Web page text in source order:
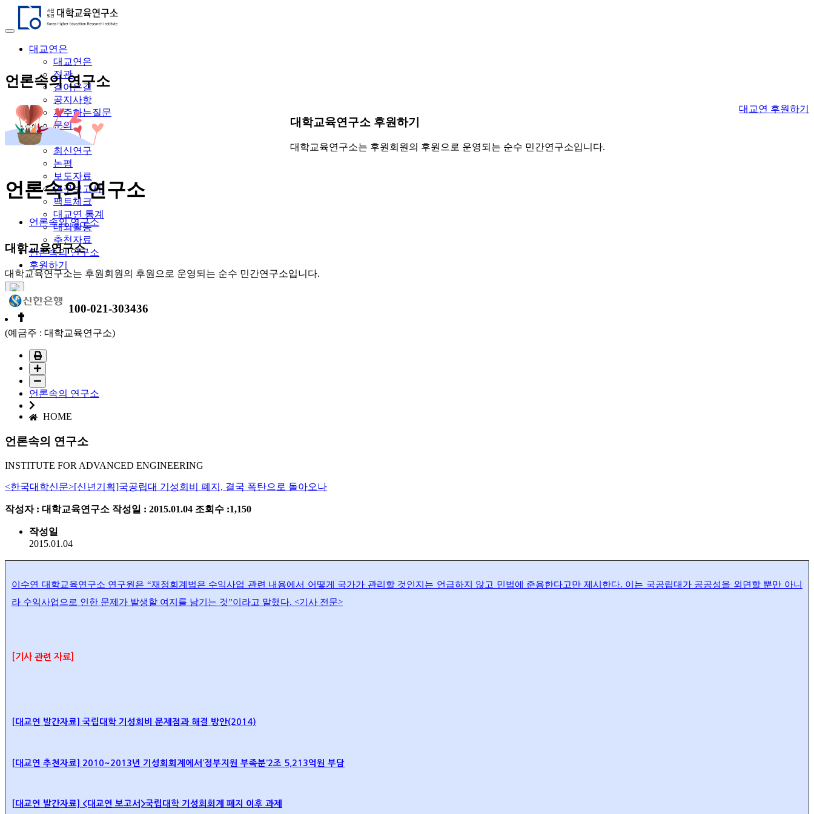
대교연은
대교연은
정관
걸어온길
공지사항
자주하는질문
문의
연구자료
최신연구
논평
보도자료
연구보고서
팩트체크
대교연 통계
대외활동
추천자료
언론속의 연구소
후원하기
언론속의 연구소
대학교육연구소 후원하기
대학교육연구소는 후원회원의 후원으로 운영되는 순수 민간연구소입니다.
대교연 후원하기
언론속의 연구소
언론속의 연구소
대학교육연구소
대학교육연구소는 후원회원의 후원으로 운영되는 순수 민간연구소입니다.
100-021-303436
(예금주 : 대학교육연구소)
언론속의 연구소
HOME
언론속의 연구소
INSTITUTE FOR ADVANCED ENGINEERING
<한국대학신문>[신년기획]국공립대 기성회비 폐지, 결국 폭탄으로 돌아오나
작성자 : 대학교육연구소 작성일 : 2015.01.04 조회수 :1,150
작성일
2015.01.04
이수연 대학교육연구소 연구원은 “재정회계법은 수익사업 관련 내용에서 어떻게 국가가 관리할 것인지는 언급하지 않고 민법에 준용한다고만 제시한다. 이는 국공립대가 공공성을 외면할 뿐만 아니
라 수익사업으로 인한 문제가 발생할 여지를 남기는 것”이라고 말했다. <기사 전문>
[기사 관련 자료]
[대교연 발간자료] 국립대학 기성회비 문제점과 해결 방안(2014)
[대교연 추천자료] 2010~2013년 기성회회계에서‘정부지원 부족분’2조 5,213억원 부담
[대교연 발간자료] <대교연 보고서>국립대학 기성회회계 폐지 이후 과제